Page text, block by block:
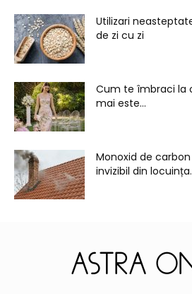
Utilizari
de zi cu zi
Cum te îmbraci la
mai este...
Monoxid de
invizibil din